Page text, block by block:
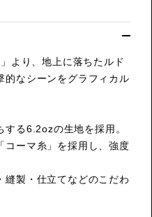
より、地上に落ちたルド
的なシーンをグラフィカル
る6.2ozの生地を採用。
コーマ糸」を採用し、強度
縫製・仕立てなどのこだわ